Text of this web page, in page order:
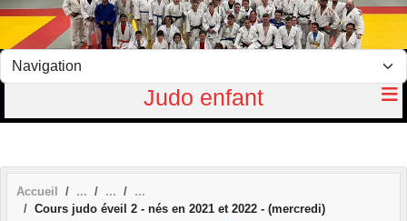
Judo enfant
Accueil
Cours judo éveil 2 - nés en 2021 et 2022 - (mercredi)